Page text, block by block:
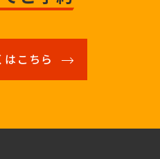
はこちら